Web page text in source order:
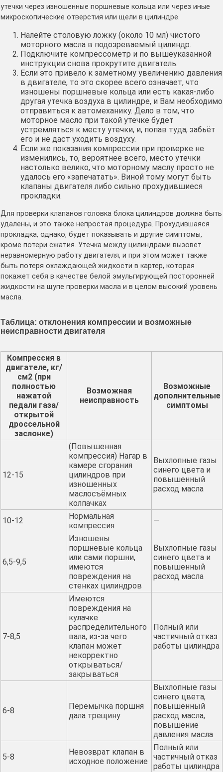
утечки через изношенные поршневые кольца или через иные
микроскопические отверстия или щели в цилиндре.
Налейте столовую ложку (около 10 мл) чистого
моторного масла в подозреваемый цилиндр.
Подключите компрессометр и по вышеуказанной
инструкции снова прокрутите двигатель.
Если это привело к заметному увеличению давления
в двигателе, то это скорее всего означает, что
изношены поршневые кольца или есть какая-либо
другая утечка воздуха в цилиндре, и Вам необходимо
отправиться к автомеханику. Дело в том, что
моторное масло при такой утечке будет
устремляться к месту утечки, и, попав туда, забьёт
его и не даст уходить воздуху.
Если же показания компрессии при проверке не
изменились, то, вероятнее всего, место утечки
настолько велико, что моторному маслу просто не
удалось его «запечатать». Виной тому могут быть
клапаны двигателя либо сильно прохудившиеся
прокладки.
Для проверки клапанов головка блока цилиндров должна быть
удалены, и это также непростая процедура. Прохудившаяся
прокладка, однако, будет показывать и другие симптомы,
кроме потери сжатия. Утечка между цилиндрами вызовет
неравномерную работу двигателя, и при этом может также
быть потеря охлаждающей жидкости в картер, которая
покажет себя в качестве белой эмульгирующей посторонней
жидкости на щупе проверки масла и в целом высокий уровень
масла.
Таблица: отклонения компрессии и возможные
неисправности двигателя
Компрессия в
двигателе, кг/
см2 (при
полностью
нажатой
педали газа/
открытой
дроссельной
заслонке)
Возможная
неисправность
Возможные
дополнительные
симптомы
12-15
(Повышенная
компрессия) Нагар в
камере сгорания
цилиндров при
изношенных
маслосъёмных
колпачках
Выхлопные газы
синего цвета и
повышенный
расход масла
10-12
Нормальная
компрессия
—
6,5-9,5
Изношены
поршневые кольца
или сами поршни,
имеются
повреждения на
стенках цилиндров
Выхлопные газы
синего цвета и
повышенный
расход масла
7-8,5
Имеются
повреждения на
кулачке
распределительного
вала, из-за чего
клапан может
некорректно
открываться/
закрываться
Полный или
частичный отказ
работы цилиндра
6-8
Перемычка поршня
дала трещину
Выхлопные газы
синего цвета,
повышенный
расход масла,
повышение
давления масла
5-8
Невозврат клапан в
исходное положение
Полный или
частичный отказ
работы цилиндра